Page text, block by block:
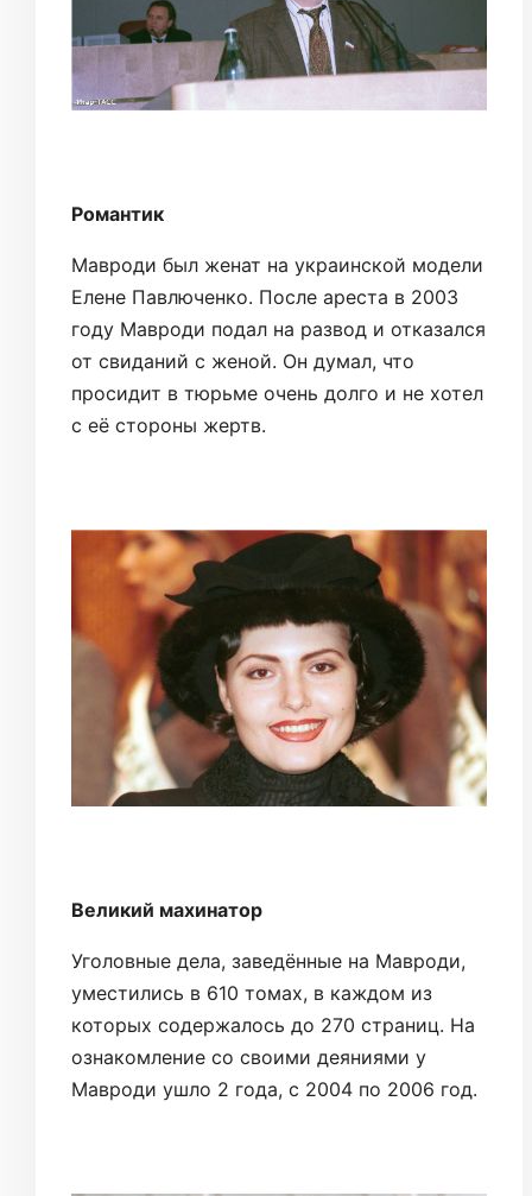
Романтик
Мавроди был женат на украинской модели
Елене Павлюченко. После ареста в 2003
году Мавроди подал на развод и отказался
от свиданий с женой. Он думал, что
просидит в тюрьме очень долго и не хотел
с её стороны жертв.
Великий махинатор
Уголовные дела, заведённые на Мавроди,
уместились в 610 томах, в каждом из
которых содержалось до 270 страниц. На
ознакомление со своими деяниями у
Мавроди ушло 2 года, с 2004 по 2006 год.